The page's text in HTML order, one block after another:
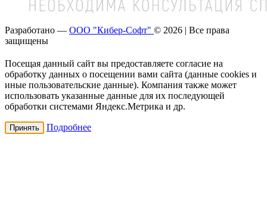
Разработано — ООО "Кибер-Софт" © 2026 | Все права
защищены
Посещая данный сайт вы предоставляете согласие на
обработку данных о посещении вами сайта (данные cookies и
иные пользовательские данные). Компания также может
использовать указанные данные для их последующей
обработки системами Яндекс.Метрика и др.
Принять Подробнее